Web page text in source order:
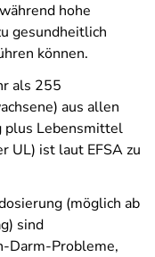
hohe
gesundheitlich
können.
als 255
aus allen
plus Lebensmittel
UL) ist laut EFSA zu
(möglich ab
sind
Darm-Probleme,